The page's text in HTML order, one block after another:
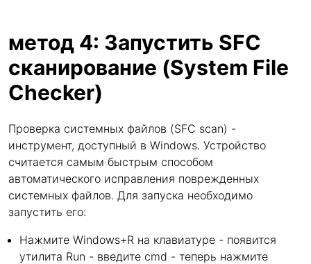
метод 4: Запустить SFC
сканирование (System File
Checker)
Проверка системных файлов (SFC scan) -
инструмент, доступный в Windows. Устройство
считается самым быстрым способом
автоматического исправления поврежденных
системных файлов. Для запуска необходимо
запустить его:
Нажмите Windows+R на клавиатуре - появится
утилита Run - введите cmd - теперь нажмите